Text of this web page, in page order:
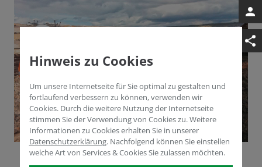
Hinweis zu Cookies
Um unsere Internetseite für Sie optimal zu gestalten und
fortlaufend verbessern zu können, verwenden wir
Cookies. Durch die weitere Nutzung der Internetseite
stimmen Sie der Verwendung von Cookies zu. Weitere
Informationen zu Cookies erhalten Sie in unserer
Datenschutzerklärung. Nachfolgend können Sie einstellen
welche Art von Services & Cookies Sie zulassen möchten.